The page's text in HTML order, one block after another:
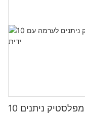
10 ארגזי פלסטיק יצרן ארגזי תנועה מפלסטיק ניתנים